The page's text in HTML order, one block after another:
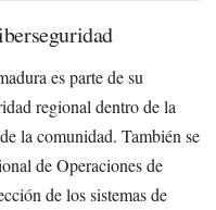
es parte de su
regional dentro de la
la comunidad. También se
de Operaciones de
de los sistemas de